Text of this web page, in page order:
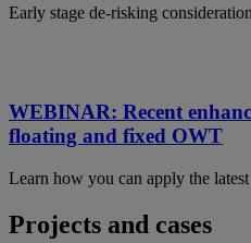
Early stage de-risking
WEBINAR: Recent
floating and fixed OWT
Learn how you can apply the latest
Projects and cases